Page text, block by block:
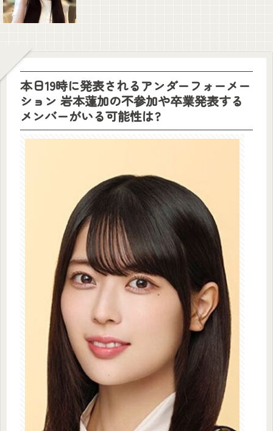
本日19時に発表されるアンダーフォーメー
ション 岩本蓮加の不参加や卒業発表する
メンバーがいる可能性は?